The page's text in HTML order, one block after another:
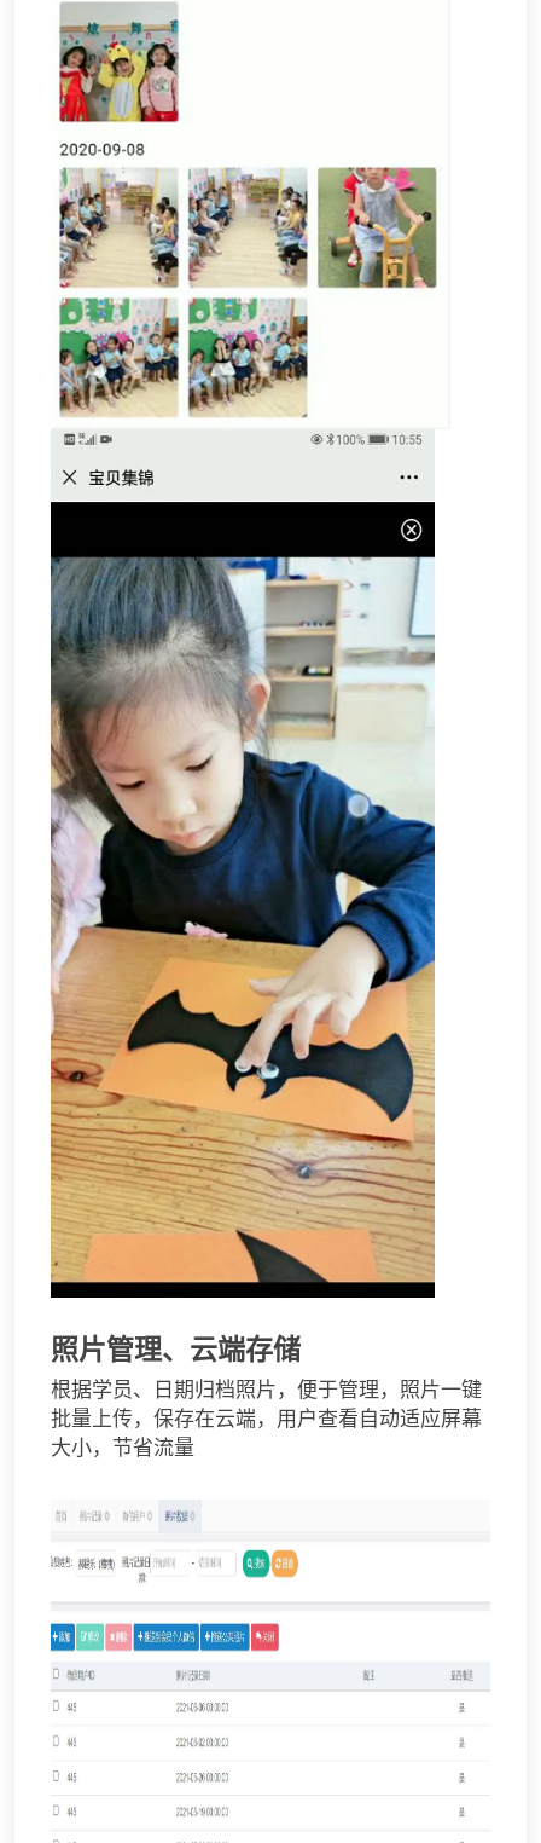
照片管理、云端存储
根据学员、日期归档照片，便于管理，照片一键
批量上传，保存在云端，用户查看自动适应屏幕
大小，节省流量